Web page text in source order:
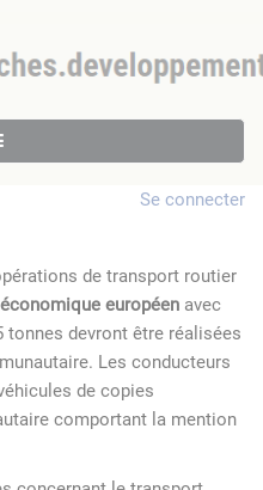
Se connecter
de transport routier
européen avec
tonnes devront être réalisées
Les conducteurs
de copies
comportant la mention